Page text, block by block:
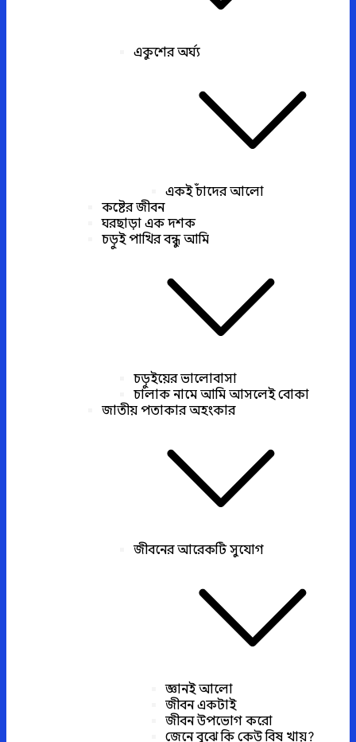
একুশের অর্ঘ্য
একই চাঁদের আলো
কষ্টের জীবন
ঘরছাড়া এক দশক
চড়ুই পাখির বন্ধু আমি
চড়ুইয়ের ভালোবাসা
চালাক নামে আমি আসলেই বোকা
জাতীয় পতাকার অহংকার
জীবনের আরেকটি সুযোগ
জ্ঞানই আলো
জীবন একটাই
জীবন উপভোগ করো
জেনে বুঝে কি কেউ বিষ খায়?